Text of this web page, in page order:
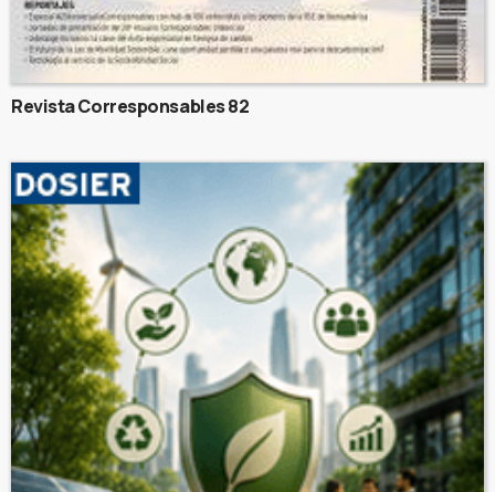
Revista Corresponsables 82